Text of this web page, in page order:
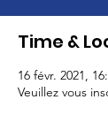
Time &
16 févr. 2021,
Veuillez vous